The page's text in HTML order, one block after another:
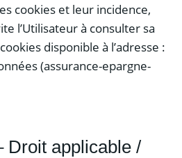
cookies et leur incidence,
l’Utilisateur à consulter sa
disponible à l’adresse :
(assurance-epargne-
Droit applicable /